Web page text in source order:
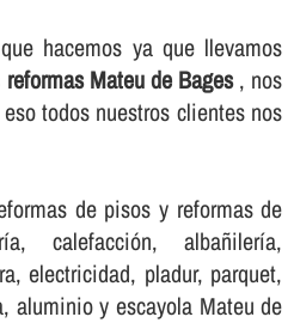
hacemos ya que llevamos
reformas Mateu de Bages, nos
todos nuestros clientes nos
de pisos y reformas de
calefacción, albañilerí­a,
electricidad, pladur, parquet,
aluminio y escayola Mateu de